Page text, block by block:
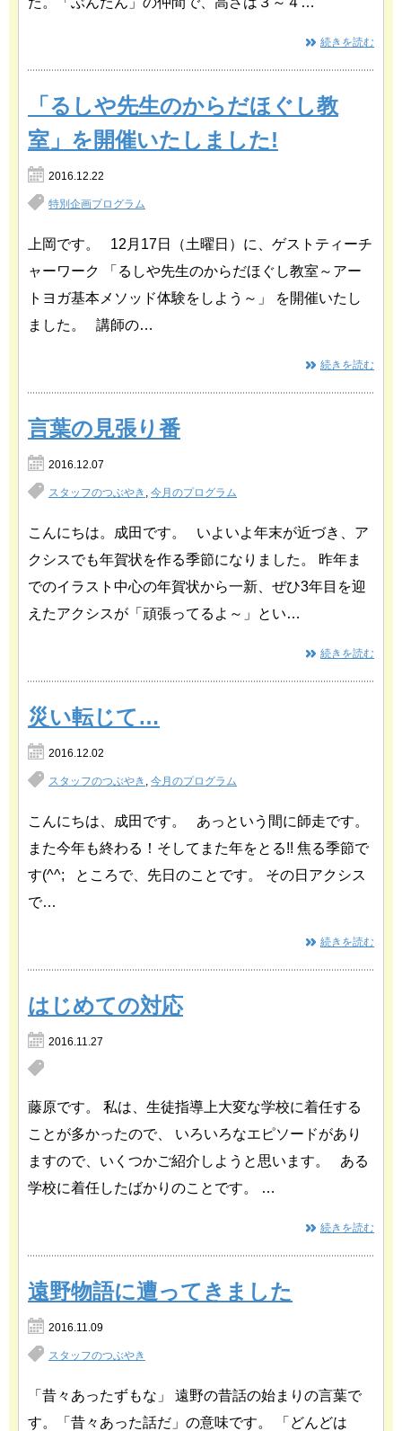
続きを読む
「るしや先生のからだほぐし教
室」を開催いたしました!
2016.12.22
特別企画プログラム
上岡です。 12月17日（土曜日）に、ゲストティーチ
ャーワーク 「るしや先生のからだほぐし教室～アー
トヨガ基本メソッド体験をしよう～」 を開催いたし
ました。 講師の…
続きを読む
言葉の見張り番
2016.12.07
スタッフのつぶやき , 今月のプログラム
こんにちは。成田です。 いよいよ年末が近づき、ア
クシスでも年賀状を作る季節になりました。 昨年ま
でのイラスト中心の年賀状から一新、ぜひ3年目を迎
えたアクシスが「頑張ってるよ～」とい…
続きを読む
災い転じて…
2016.12.02
スタッフのつぶやき , 今月のプログラム
こんにちは、成田です。 あっという間に師走です。
また今年も終わる！そしてまた年をとる!! 焦る季節で
す(^^; ところで、先日のことです。 その日アクシス
で…
続きを読む
はじめての対応
2016.11.27
藤原です。 私は、生徒指導上大変な学校に着任する
ことが多かったので、 いろいろなエピソードがあり
ますので、いくつかご紹介しようと思います。 ある
学校に着任したばかりのことです。 …
続きを読む
遠野物語に遭ってきました
2016.11.09
スタッフのつぶやき
「昔々あったずもな」 遠野の昔話の始まりの言葉で
す。「昔々あった話だ」の意味です。 「どんどは